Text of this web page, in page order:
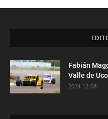
Fabián
Valle de
2024-12-08